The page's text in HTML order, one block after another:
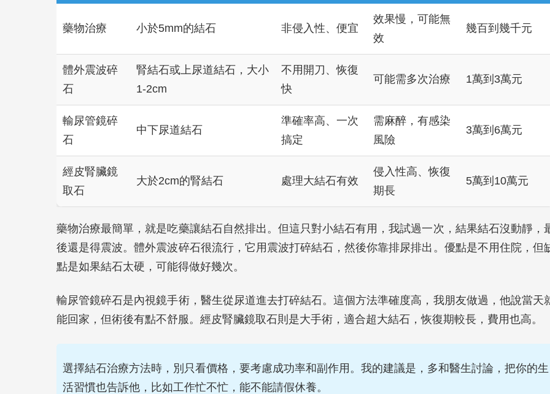
藥物治療 小於5mm的結石 非侵入性、便宜
效果慢，可能無
效
幾百到幾千元
體外震波碎
石
腎結石或上尿道結石，大小
1-2cm
不用開刀、恢復
快
可能需多次治療 1萬到3萬元
輸尿管鏡碎
石
中下尿道結石
準確率高、一次
搞定
需麻醉，有感染
風險
3萬到6萬元
經皮腎臟鏡
取石
大於2cm的腎結石 處理大結石有效
侵入性高、恢復
期長
5萬到10萬元
藥物治療最簡單，就是吃藥讓結石自然排出。但這只對小結石有用，我試過一次，結果結石沒動靜，
後還是得震波。體外震波碎石很流行，它用震波打碎結石，然後你靠排尿排出。優點是不用住院，但
點是如果結石太硬，可能得做好幾次。
輸尿管鏡碎石是內視鏡手術，醫生從尿道進去打碎結石。這個方法準確度高，我朋友做過，他說當天
能回家，但術後有點不舒服。經皮腎臟鏡取石則是大手術，適合超大結石，恢復期較長，費用也高。
選擇結石治療方法時，別只看價格，要考慮成功率和副作用。我的建議是，多和醫生討論，把你的生
活習慣也告訴他，比如工作忙不忙，能不能請假休養。